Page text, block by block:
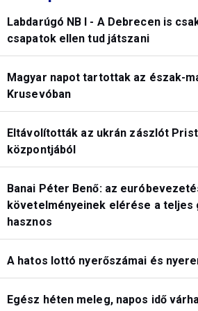
Labdarúgó NB I - A Debrecen is
csapatok ellen tud játszani
Magyar napot tartottak az észak-
Krusevóban
Eltávolították az ukrán zászlót
központjából
Banai Péter Benő: az
követelményeinek elérése a teljes
hasznos
A hatos lottó nyerőszámai és
Egész héten meleg, napos idő